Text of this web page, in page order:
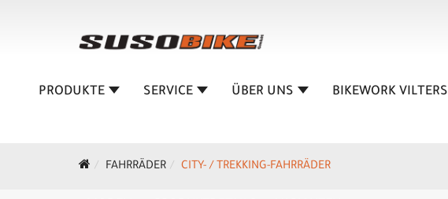
PRODUKTE SERVICE ÜBER UNS BIKEWORK VILTERS
FAHRRÄDER CITY- / TREKKING-FAHRRÄDER